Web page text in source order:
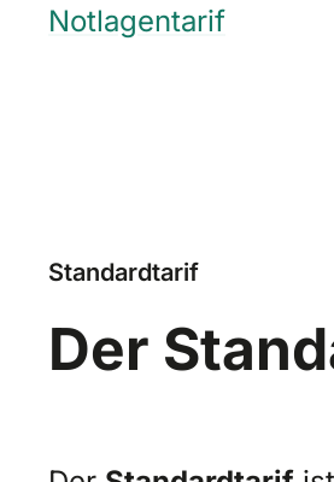
Notlagentarif
Standardtarif
Der